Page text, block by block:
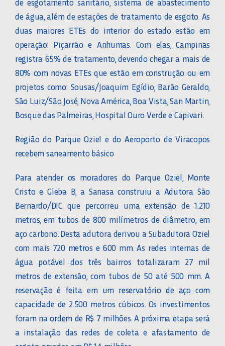
de água, além de estações de tratamento de esgoto. As
duas maiores ETEs do interior do estado estão em
operação: Piçarrão e Anhumas. Com elas, Campinas
registra 65% de tratamento, devendo chegar a mais de
80% com novas ETEs que estão em construção ou em
projetos como: Sousas/Joaquim Egídio, Barão Geraldo,
São Luiz/São José, Nova América, Boa Vista, San Martin,
Bosque das Palmeiras, Hospital Ouro Verde e Capivari.
Região do Parque Oziel e do Aeroporto de Viracopos
recebem saneamento básico
Para atender os moradores do Parque Oziel, Monte
Cristo e Gleba B, a Sanasa construiu a Adutora São
Bernardo/DIC que percorreu uma extensão de 1.210
metros, em tubos de 800 milímetros de diâmetro, em
aço carbono. Desta adutora derivou a Subadutora Oziel
com mais 720 metros e 600 mm. As redes internas de
água potável dos três bairros totalizaram 27 mil
metros de extensão, com tubos de 50 até 500 mm. A
reservação é feita em um reservatório de aço com
capacidade de 2.500 metros cúbicos. Os investimentos
foram na ordem de R$ 7 milhões. A próxima etapa será
a instalação das redes de coleta e afastamento de